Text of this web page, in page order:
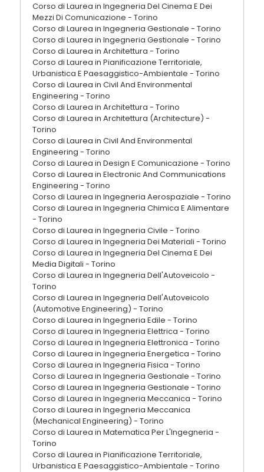
Corso di Laurea in Ingegneria Del Cinema E Dei
Mezzi Di Comunicazione - Torino
Corso di Laurea in Ingegneria Gestionale - Torino
Corso di Laurea in Ingegneria Gestionale - Torino
Corso di Laurea in Architettura - Torino
Corso di Laurea in Pianificazione Territoriale,
Urbanistica E Paesaggistico-Ambientale - Torino
Corso di Laurea in Civil And Environmental
Engineering - Torino
Corso di Laurea in Architettura - Torino
Corso di Laurea in Architettura (Architecture) -
Torino
Corso di Laurea in Civil And Environmental
Engineering - Torino
Corso di Laurea in Design E Comunicazione - Torino
Corso di Laurea in Electronic And Communications
Engineering - Torino
Corso di Laurea in Ingegneria Aerospaziale - Torino
Corso di Laurea in Ingegneria Chimica E Alimentare
- Torino
Corso di Laurea in Ingegneria Civile - Torino
Corso di Laurea in Ingegneria Dei Materiali - Torino
Corso di Laurea in Ingegneria Del Cinema E Dei
Media Digitali - Torino
Corso di Laurea in Ingegneria Dell'Autoveicolo -
Torino
Corso di Laurea in Ingegneria Dell'Autoveicolo
(Automotive Engineering) - Torino
Corso di Laurea in Ingegneria Edile - Torino
Corso di Laurea in Ingegneria Elettrica - Torino
Corso di Laurea in Ingegneria Elettronica - Torino
Corso di Laurea in Ingegneria Energetica - Torino
Corso di Laurea in Ingegneria Fisica - Torino
Corso di Laurea in Ingegneria Gestionale - Torino
Corso di Laurea in Ingegneria Gestionale - Torino
Corso di Laurea in Ingegneria Meccanica - Torino
Corso di Laurea in Ingegneria Meccanica
(Mechanical Engineering) - Torino
Corso di Laurea in Matematica Per L'Ingegneria -
Torino
Corso di Laurea in Pianificazione Territoriale,
Urbanistica E Paesaggistico-Ambientale - Torino